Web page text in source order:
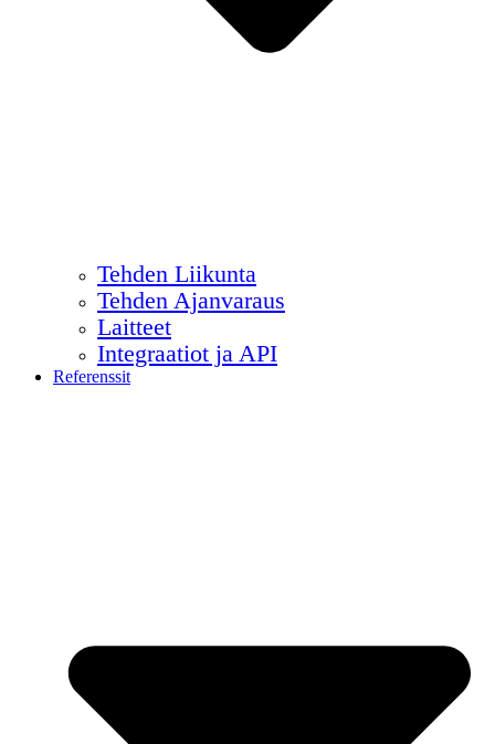
Tehden Liikunta
Tehden Ajanvaraus
Laitteet
Integraatiot ja API
Referenssit